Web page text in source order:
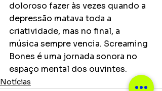
doloroso fazer às vezes quando a
depressão matava toda a
criatividade, mas no final, a
música sempre vencia. Screaming
Bones é uma jornada sonora no
espaço mental dos ouvintes.
Notícias